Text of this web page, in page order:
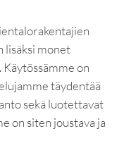
lisäksi monet
on
täydentää
sekä luotettavat
on siten joustava ja